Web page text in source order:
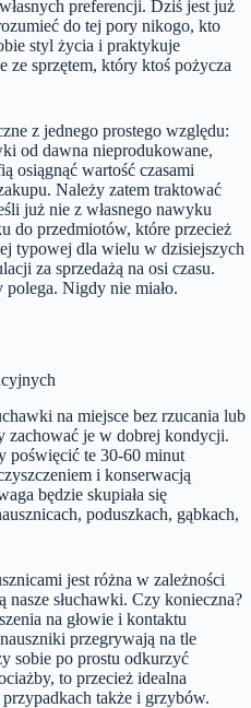
preferencji. Dziś jest już
do tej pory nikogo, kto
styl życia i praktykuje
ze sprzętem, który ktoś pożycza
z jednego prostego względu:
od dawna nieprodukowane,
osiągnąć wartość czasami
Należy zatem traktować
już nie z własnego nawyku
do przedmiotów, które przecież
typowej dla wielu w dzisiejszych
za sprzedażą na osi czasu.
polega. Nigdy nie miało.
na miejsce bez rzucania lub
zachować je w dobrej kondycji.
poświęcić te 30-60 minut
i konserwacją
będzie skupiała się
poduszkach, gąbkach,
jest różna w zależności
nasze słuchawki. Czy konieczna?
na głowie i kontaktu
przegrywają na tle
sobie po prostu odkurzyć
to przecież idealna
także i grzybów.